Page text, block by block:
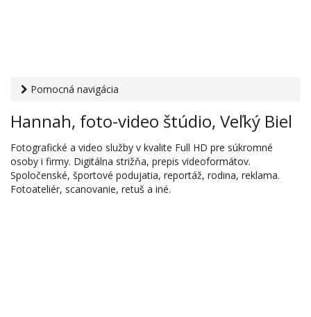
Pomocná navigácia
foto-video štúdio, Veľký Biel
Hannah, foto-video štúdio, Veľký Biel
Fotografické a video služby v kvalite Full HD pre súkromné
osoby i firmy. Digitálna strižňa, prepis videoformátov.
Spoločenské, športové podujatia, reportáž, rodina, reklama.
Fotoateliér, scanovanie, retuš a iné.